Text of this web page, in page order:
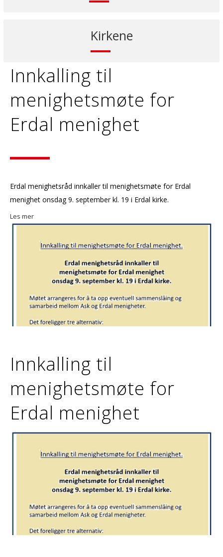
Kirkene
Innkalling til
menighetsmøte for
Erdal menighet
Erdal menighetsråd innkaller til menighetsmøte for Erdal
menighet onsdag 9. september kl. 19 i Erdal kirke.
Les mer
Innkalling til
menighetsmøte for
Erdal menighet